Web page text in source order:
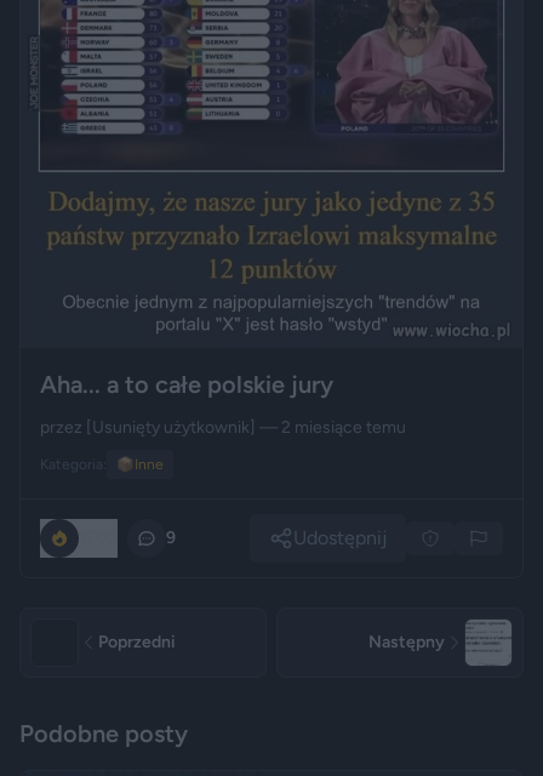
Aha... a to całe polskie jury
przez [Usunięty użytkownik] — 2 miesiące temu
Kategoria: 📦 Inne
9 Udostępnij
Poprzedni Następny
Podobne posty